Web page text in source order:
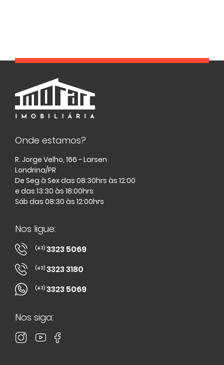
Onde estamos?
R. Jorge Velho, 166 - Larsen
Londrina/PR
De Seg à Sex das 08:30hrs às 12:00
e das 13:30 às 18:00hrs
Sáb das 08:30 às 12:00hrs
Nos ligue:
(43) 3323 5069
(43) 3323 3180
(43) 3323 5069
Nos siga: